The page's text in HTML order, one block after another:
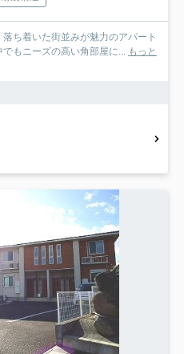
ち着いた街並みが魅力のアパート
もニーズの高い角部屋に... もっと